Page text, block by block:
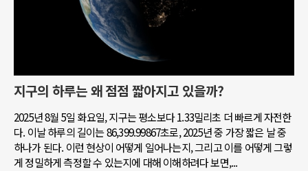
지구의 하루는 왜 점점 짧아지고 있을까?
2025년 8월 5일 화요일, 지구는 평소보다 1.33밀리초 더 빠르게 자전한
다. 이날 하루의 길이는 86,399.99867초로, 2025년 중 가장 짧은 날 중
하나가 된다. 이런 현상이 어떻게 일어나는지, 그리고 이를 어떻게 그렇
게 정밀하게 측정할 수 있는지에 대해 이해하려다 보면,...